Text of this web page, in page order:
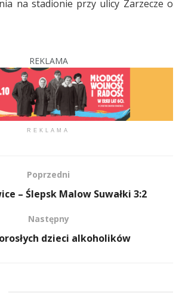
na stadionie przy ulicy Zarzecze o
REKLAMA
REKLAMA
Poprzedni
– Ślepsk Malow Suwałki 3:2
Następny
dzieci alkoholików